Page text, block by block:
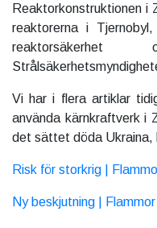
Reaktorkonstruktionen i
reaktorerna i
Vi har i flera artiklar
använda kärnkraftverk i
det sättet döda Ukraina,
Risk för storkrig |
Ny beskjutning |